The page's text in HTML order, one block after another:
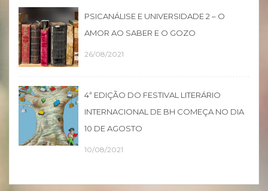
PSICANÁLISE E UNIVERSIDADE 2 – O
AMOR AO SABER E O GOZO
26/08/2021
4ª EDIÇÃO DO FESTIVAL LITERÁRIO
INTERNACIONAL DE BH COMEÇA NO DIA
10 DE AGOSTO
10/08/2021